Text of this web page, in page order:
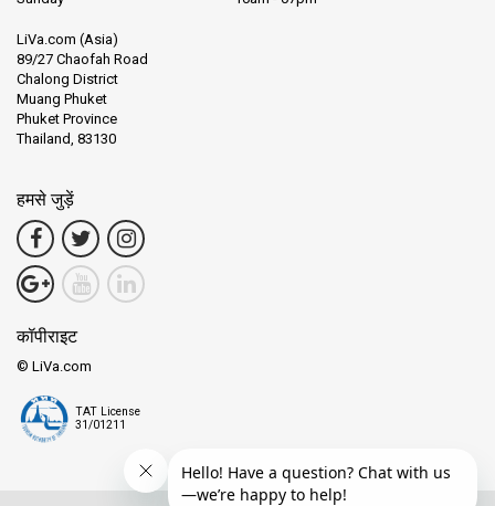
LiVa.com (Asia)
89/27 Chaofah Road
Chalong District
Muang Phuket
Phuket Province
Thailand, 83130
हमसे जुड़ें
कॉपीराइट
© LiVa.com
TAT License
31/01211